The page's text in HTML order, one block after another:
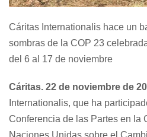
Cáritas Internationalis hace un
sombras de la COP 23
del 6 al 17 de noviembre
Cáritas. 22 de noviembre de
Internationalis, que ha
Conferencia de las Partes en la
Naciones Unidas sobre el